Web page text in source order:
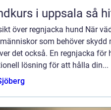
över regnjacka hund När
som behöver
det också. En regnjacka
lösning för att hålla din...